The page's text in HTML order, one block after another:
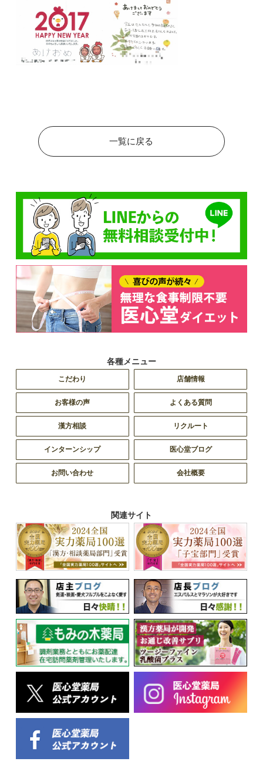
一覧に戻る
各種メニュー
こだわり 店舗情報
お客様の声 よくある質問
漢方相談 リクルート
インターンシップ 医心堂ブログ
お問い合わせ 会社概要
関連サイト